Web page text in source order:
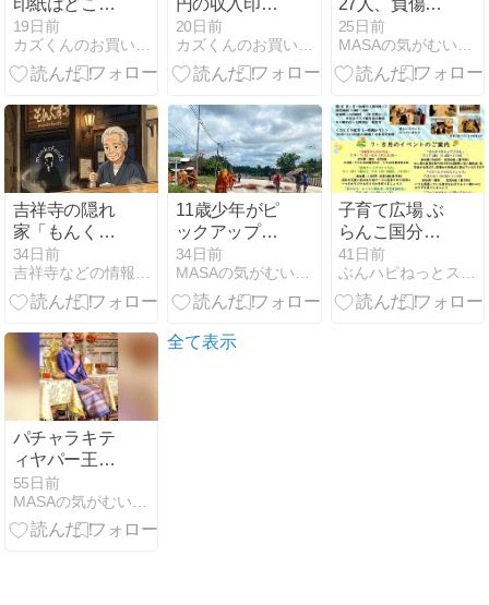
買える？郵便
局以外で即日
入手できる場
19日前
カズくんのお買い物blog
はどこで買え
る？郵便局な
ら在庫切れの
20日前
カズくんのお買い物blog
71人】バンコ
ク都内のビア
ホールで深夜
亡、63人負傷
25日前
MASAの気がむいたら日記 2nd Edition
吉祥寺の隠れ
家「もんくす
ふーず
（MONK’S
FOODS）」
わえるヘルシ
ー定食は大人
が通いたくな
る一軒
34日前
吉祥寺などの情報をゆる〜く紹介
11歳少年がピ
ックアップト
ラックを運
転、巡礼中の
僧侶に突っ込
13人負傷 タイ
34日前
MASAの気がむいたら日記 2nd Edition
子育て広場 ぶ
らんこ国分寺
7月のイベン
ト・講座のお
知らせ
41日前
ぶんハピねっとスタッフによる日々のHAPPYブログ
パチャラキテ
ィヤパー王女
殿下が薨去 タ
イ王室事務局
が発表
55日前
全て表示